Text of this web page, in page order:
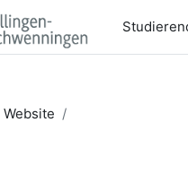
Website